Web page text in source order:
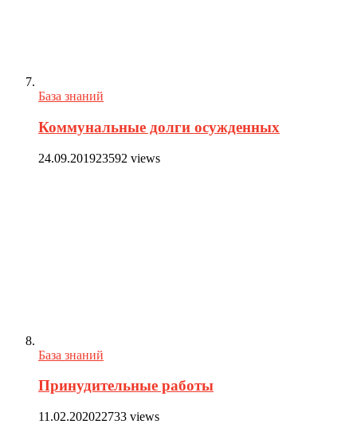
База знаний
Коммунальные долги осужденных
24.09.201923592 views
База знаний
Принудительные работы
11.02.202022733 views